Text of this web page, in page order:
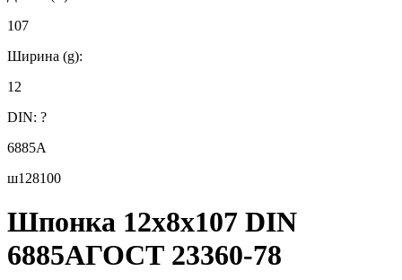
107
Ширина (g):
12
DIN: ?
6885А
ш128100
Шпонка 12х8х107 DIN
6885AГОСТ 23360-78